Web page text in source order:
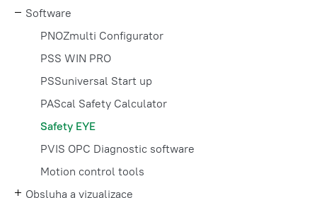
Software
PNOZmulti Configurator
PSS WIN PRO
PSSuniversal Start up
PAScal Safety Calculator
Safety EYE
PVIS OPC Diagnostic software
Motion control tools
Obsluha a vizualizace